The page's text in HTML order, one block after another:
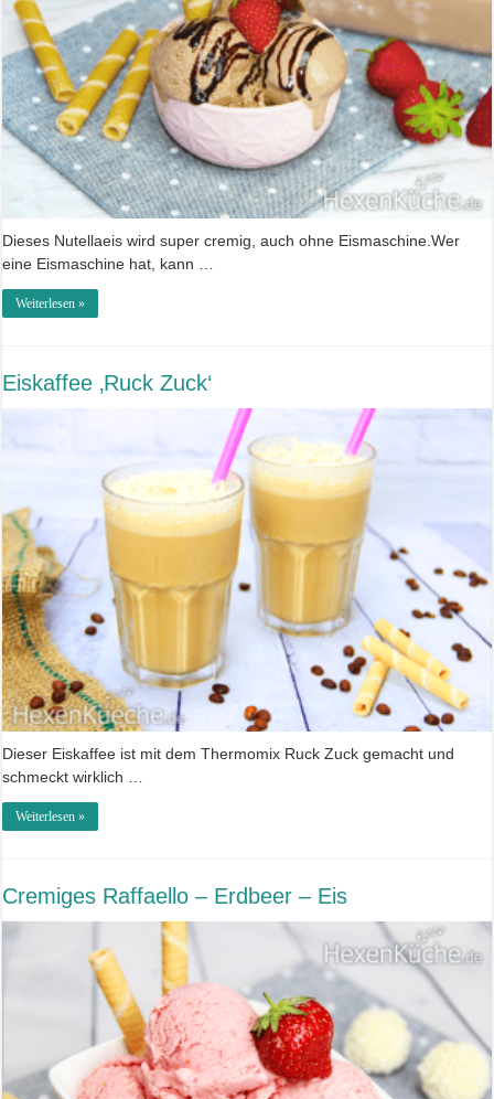
Dieses Nutellaeis wird super cremig, auch ohne Eismaschine.Wer
eine Eismaschine hat, kann …
Weiterlesen »
Eiskaffee ‚Ruck Zuck‘
Dieser Eiskaffee ist mit dem Thermomix Ruck Zuck gemacht und
schmeckt wirklich …
Weiterlesen »
Cremiges Raffaello – Erdbeer – Eis